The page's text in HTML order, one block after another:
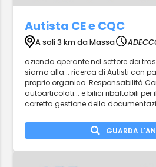
Autista CE e CQC
A soli 3 km da Massa
azienda operante nel settore dei
siamo alla... ricerca di Autisti con
proprio organico. Responsabilità
autoarticolati... e bilici ribaltabili per
corretta gestione della
GUARDA